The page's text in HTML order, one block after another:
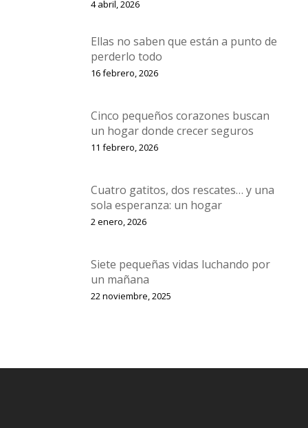
4 abril, 2026
Ellas no saben que están a punto de
perderlo todo
16 febrero, 2026
Cinco pequeños corazones buscan
un hogar donde crecer seguros
11 febrero, 2026
Cuatro gatitos, dos rescates… y una
sola esperanza: un hogar
2 enero, 2026
Siete pequeñas vidas luchando por
un mañana
22 noviembre, 2025